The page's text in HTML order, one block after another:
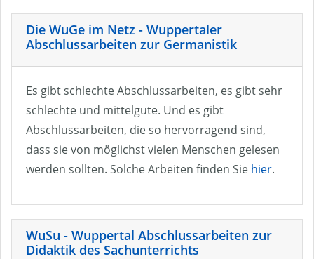
Die WuGe im Netz - Wuppertaler
Abschlussarbeiten zur Germanistik
Es gibt schlechte Abschlussarbeiten, es gibt sehr
schlechte und mittelgute. Und es gibt
Abschlussarbeiten, die so hervorragend sind,
dass sie von möglichst vielen Menschen gelesen
werden sollten. Solche Arbeiten finden Sie hier.
WuSu - Wuppertal Abschlussarbeiten zur
Didaktik des Sachunterrichts